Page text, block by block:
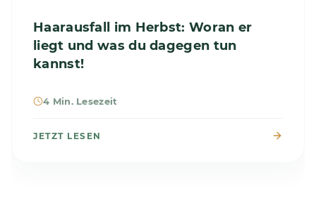
Haarausfall im Herbst: Woran er
liegt und was du dagegen tun
kannst!
4 Min. Lesezeit
JETZT LESEN